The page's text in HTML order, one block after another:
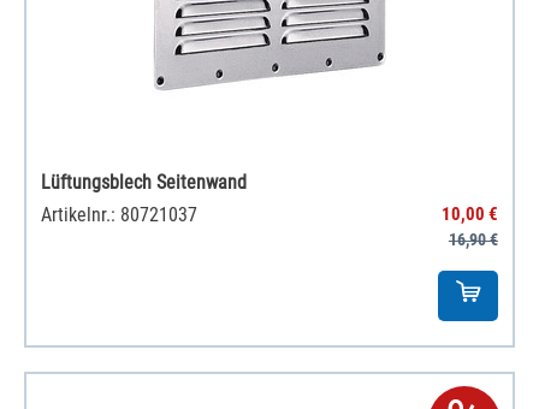
Lüftungsblech Seitenwand
Artikelnr.: 80721037
10,00 €
16,90 €